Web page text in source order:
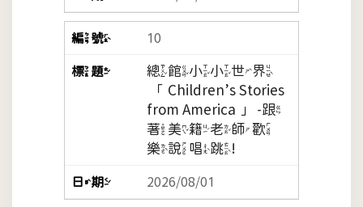
10
總館小小世界
「Children’s Stories
from America」-跟
著美籍老師歡
樂說唱跳!
2026/08/01